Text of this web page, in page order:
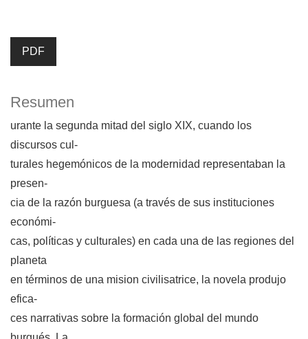
PDF
Resumen
urante la segunda mitad del siglo XIX, cuando los
discursos cul-
turales hegemónicos de la modernidad representaban la
presen-
cia de la razón burguesa (a través de sus instituciones
económi-
cas, políticas y culturales) en cada una de las regiones del
planeta
en términos de una mision civilisatrice, la novela produjo
efica-
ces narrativas sobre la formación global del mundo